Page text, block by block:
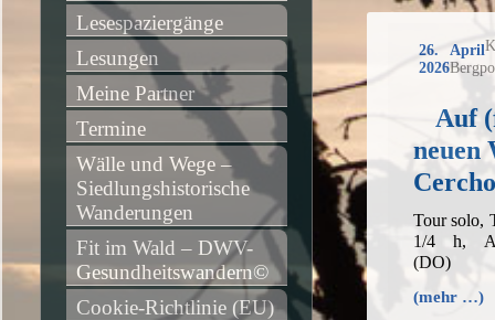
26. April
2026
Auf
neuen
Tour solo,
1/4 h,
(DO)
(mehr …)
Lesespaziergänge
Lesungen
Meine Partner
Termine
Wälle und Wege –
Siedlungshistorische
Wanderungen
Fit im Wald – DWV-
Gesundheitswandern©
Cookie-Richtlinie (EU)